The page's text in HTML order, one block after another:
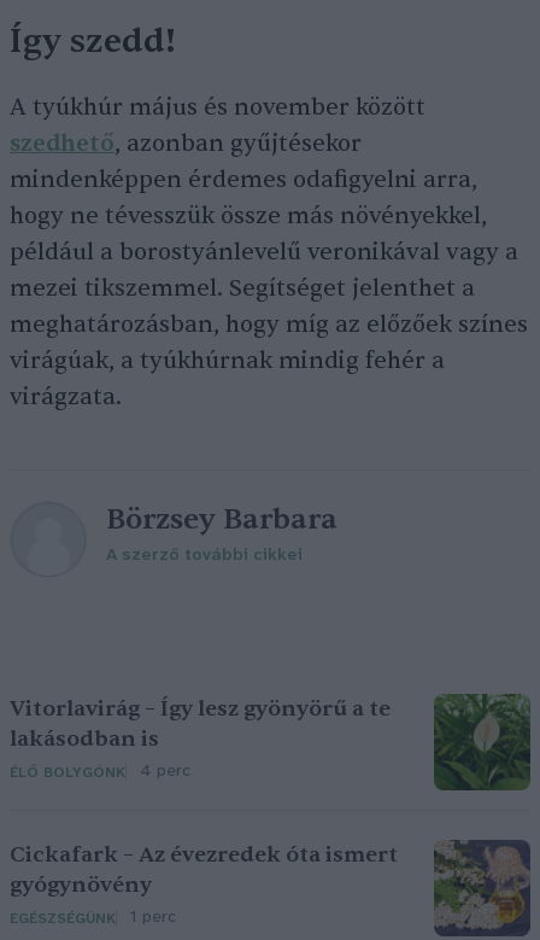
Így szedd!
A tyúkhúr május és november között
szedhető, azonban gyűjtésekor
mindenképpen érdemes odafigyelni arra,
hogy ne tévesszük össze más növényekkel,
például a borostyánlevelű veronikával vagy a
mezei tikszemmel. Segítséget jelenthet a
meghatározásban, hogy míg az előzőek színes
virágúak, a tyúkhúrnak mindig fehér a
virágzata.
Börzsey Barbara
A szerző további cikkei
Vitorlavirág – Így lesz gyönyörű a te
lakásodban is
ÉLŐ BOLYGÓNK 4 perc
Cickafark – Az évezredek óta ismert
gyógynövény
EGÉSZSÉGÜNK 1 perc